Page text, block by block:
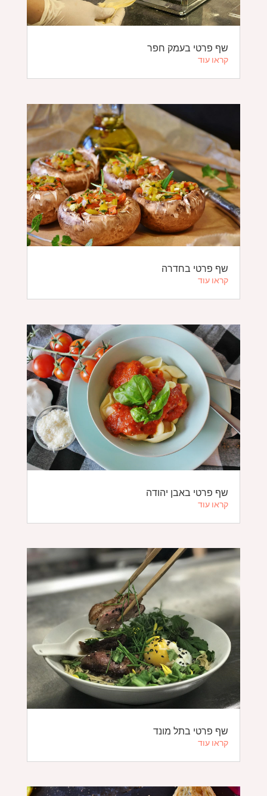
שף פרטי בעמק חפר
קראו עוד
שף פרטי בחדרה
קראו עוד
שף פרטי באבן יהודה
קראו עוד
שף פרטי בתל מונד
קראו עוד